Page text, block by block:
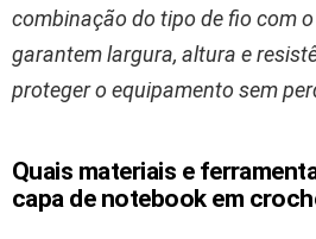
combinação do tipo de fio com
garantem largura, altura e
proteger o equipamento sem
Quais materiais e
capa de notebook em